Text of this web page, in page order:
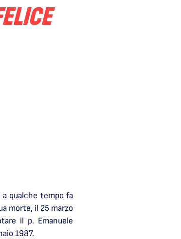
a qualche tempo fa
morte, il 25 marzo
il p. Emanuele
1987.